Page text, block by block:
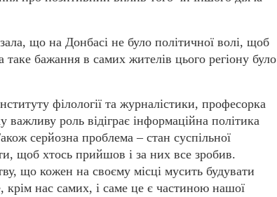
що на Донбасі не було політичної волі, щоб
таке бажання в самих жителів цього регіону було
філології та журналістики, професорка
важливу роль відіграє інформаційна політика
серйозна проблема – стан суспільної
щоб хтось прийшов і за них все зробив.
що кожен на своєму місці мусить будувати
нас самих, і саме це є частиною нашої